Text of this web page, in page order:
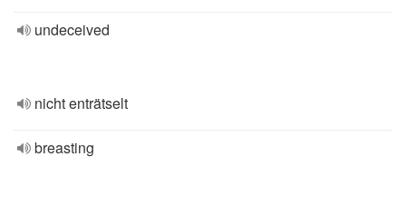
undeceived
nicht enträtselt
breasting